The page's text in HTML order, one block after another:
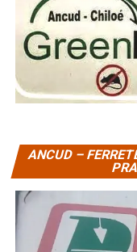
ANCUD –